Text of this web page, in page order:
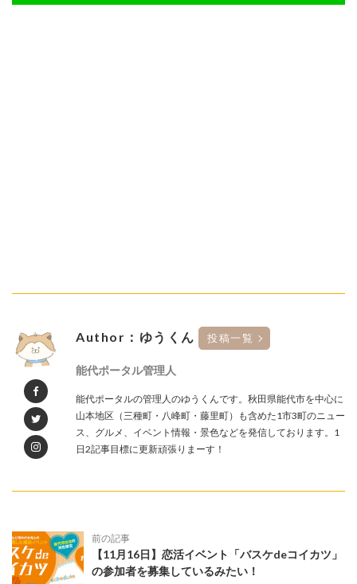
Author：ゆうくん 投稿一覧
能代ポータル管理人
能代ポータルの管理人のゆうくんです。秋田県能代市を中心に
山本地区（三種町・八峰町・藤里町）も含めた1市3町のニュー
ス、グルメ、イベント情報・景色などを発信しております。1
日2記事目標に更新頑張りまーす！
前の記事
【11月16日】恋活イベント「バスケdeコイカツ」
の参加者を募集しているみたい！